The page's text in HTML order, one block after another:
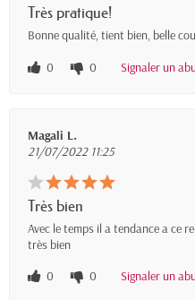
Très pratique!
Bonne qualité, tient bien, belle
0
0 Signaler un
Magali L.
21/07/2022 11:25
Très bien
Avec le temps il a tendance a ce
très bien
0
0 Signaler un